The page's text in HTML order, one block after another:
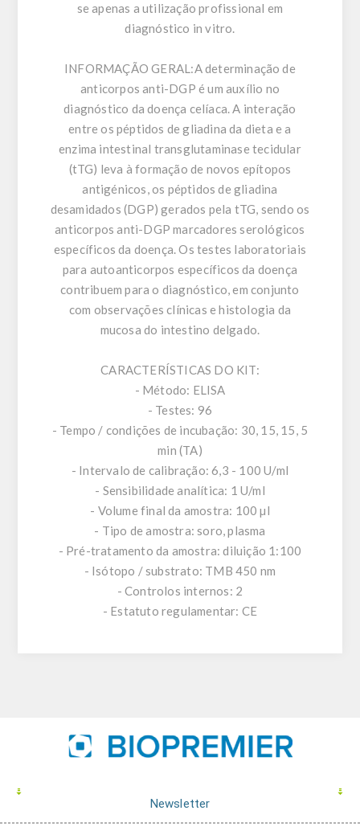
se apenas a utilização profissional em
diagnóstico in vitro.
INFORMAÇÃO GERAL:A determinação de
anticorpos anti-DGP é um auxílio no
diagnóstico da doença celíaca. A interação
entre os péptidos de gliadina da dieta e a
enzima intestinal transglutaminase tecidular
(tTG) leva à formação de novos epítopos
antigénicos, os péptidos de gliadina
desamidados (DGP) gerados pela tTG, sendo os
anticorpos anti-DGP marcadores serológicos
específicos da doença. Os testes laboratoriais
para autoanticorpos específicos da doença
contribuem para o diagnóstico, em conjunto
com observações clínicas e histologia da
mucosa do intestino delgado.
CARACTERÍSTICAS DO KIT:
- Método: ELISA
- Testes: 96
- Tempo / condições de incubação: 30, 15, 15, 5
min (TA)
- Intervalo de calibração: 6,3 - 100 U/ml
- Sensibilidade analítica: 1 U/ml
- Volume final da amostra: 100 µl
- Tipo de amostra: soro, plasma
- Pré-tratamento da amostra: diluição 1:100
- Isótopo / substrato: TMB 450 nm
- Controlos internos: 2
- Estatuto regulamentar: CE
Newsletter